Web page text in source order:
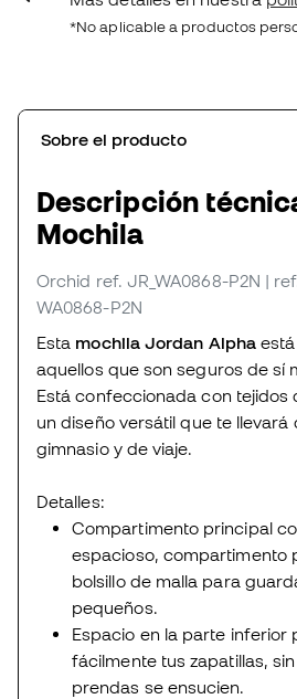
*No aplicable a productos
Sobre el producto
Descripción
Mochila
Orchid ref. JR_WA0868-P2N |
WA0868-P2N
Esta mochila Jordan Alphaestá
aquellos que son seguros de sí
Está confeccionada con tejidos
un diseño versátil que te llevará
gimnasio y de viaje.
Detalles:
Compartimento principal
espacioso, compartimento
bolsillo de malla para
pequeños.
Espacio en la parte inferior
fácilmente tus zapatillas,
prendas se ensucien.